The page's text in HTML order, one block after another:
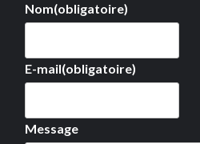
Nom(obligatoire)
E-mail(obligatoire)
Message